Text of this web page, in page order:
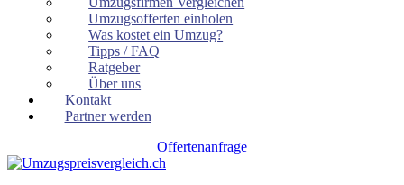
Umzugsofferten einholen
Was kostet ein Umzug?
Tipps / FAQ
Ratgeber
Über uns
Kontakt
Partner werden
Offertenanfrage